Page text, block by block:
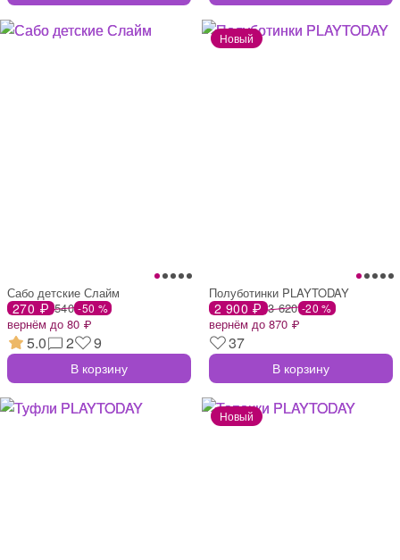
Сабо детские Слайм
270 ₽ 540 -50 %
вернём до 80 ₽
5.0 2 9
В корзину
Полуботинки PLAYTODAY
2 900 ₽ 3 620 -20 %
вернём до 870 ₽
37
В корзину